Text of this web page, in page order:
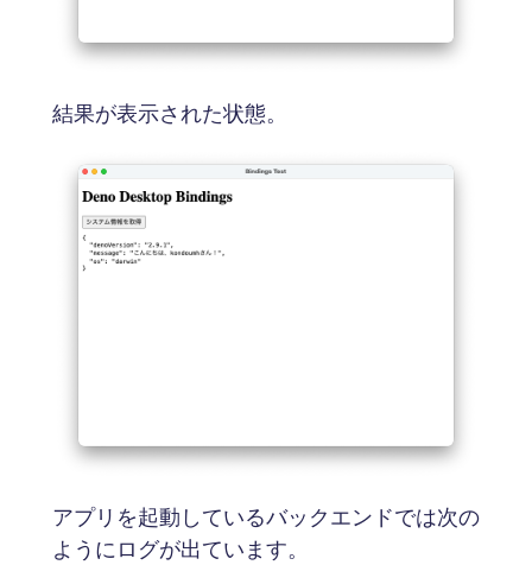
結果が表示された状態。
アプリを起動しているバックエンドでは次の
ようにログが出ています。